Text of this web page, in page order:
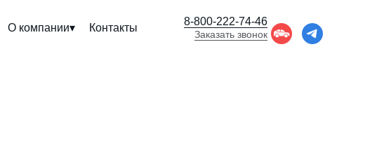
О компании▾ Контакты
8-800-222-74-46
Заказать звонок